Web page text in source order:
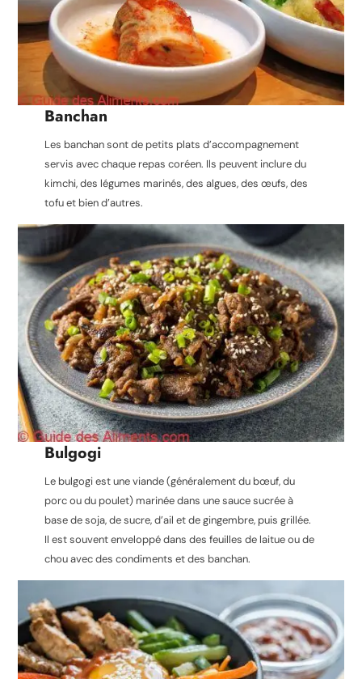
Banchan
Les banchan sont de petits plats d’accompagnement
servis avec chaque repas coréen. Ils peuvent inclure du
kimchi, des légumes marinés, des algues, des œufs, des
tofu et bien d’autres.
Bulgogi
Le bulgogi est une viande (généralement du bœuf, du
porc ou du poulet) marinée dans une sauce sucrée à
base de soja, de sucre, d’ail et de gingembre, puis grillée.
Il est souvent enveloppé dans des feuilles de laitue ou de
chou avec des condiments et des banchan.